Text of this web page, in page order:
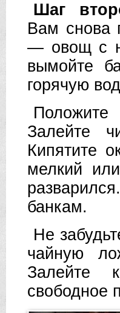
Шаг
Вам снова
— овощ с
вымойте
горячую
Залейте
Кипятите
мелкий
банкам.
Не
чайную
Залейте
свободное